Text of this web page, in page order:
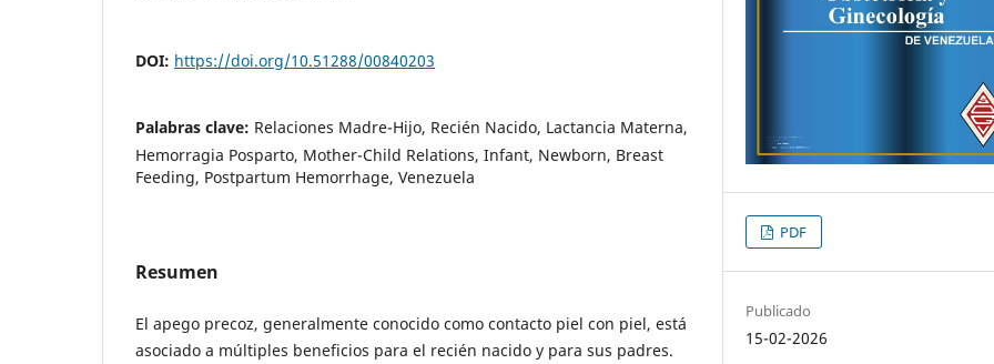
DOI: https://doi.org/10.51288/00840203
Palabras clave: Relaciones Madre-Hijo, Recién Nacido, Lactancia Materna,
Hemorragia Posparto, Mother-Child Relations, Infant, Newborn, Breast
Feeding, Postpartum Hemorrhage, Venezuela
Resumen
El apego precoz, generalmente conocido como contacto piel con piel, está
asociado a múltiples beneficios para el recién nacido y para sus padres.
PDF
Publicado
15-02-2026